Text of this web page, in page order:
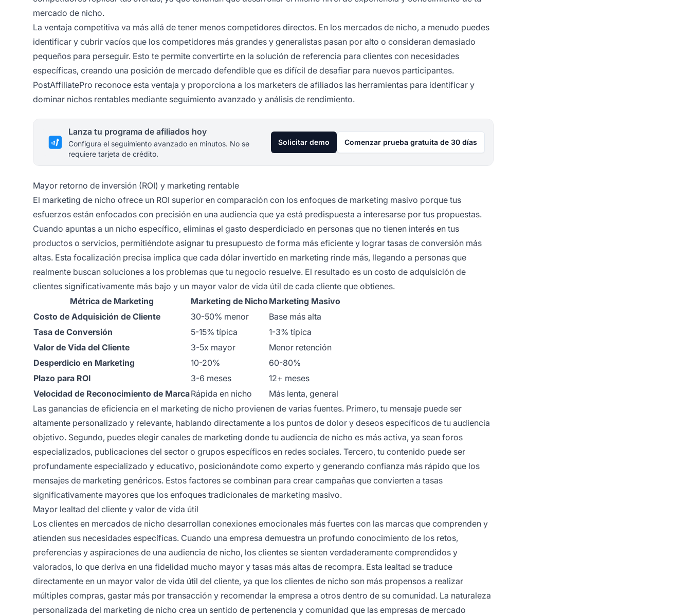
mercado de nicho.
La ventaja competitiva va más allá de tener menos competidores directos. En los mercados de nicho, a menudo puedes
identificar y cubrir vacíos que los competidores más grandes y generalistas pasan por alto o consideran demasiado
pequeños para perseguir. Esto te permite convertirte en la solución de referencia para clientes con necesidades
específicas, creando una posición de mercado defendible que es difícil de desafiar para nuevos participantes.
PostAffiliatePro reconoce esta ventaja y proporciona a los marketers de afiliados las herramientas para identificar y
dominar nichos rentables mediante seguimiento avanzado y análisis de rendimiento.
Lanza tu programa de afiliados hoy
Configura el seguimiento avanzado en minutos. No se
requiere tarjeta de crédito.
Solicitar demo Comenzar prueba gratuita de 30 días
Mayor retorno de inversión (ROI) y marketing rentable
El marketing de nicho ofrece un ROI superior en comparación con los enfoques de marketing masivo porque tus
esfuerzos están enfocados con precisión en una audiencia que ya está predispuesta a interesarse por tus propuestas.
Cuando apuntas a un nicho específico, eliminas el gasto desperdiciado en personas que no tienen interés en tus
productos o servicios, permitiéndote asignar tu presupuesto de forma más eficiente y lograr tasas de conversión más
altas. Esta focalización precisa implica que cada dólar invertido en marketing rinde más, llegando a personas que
realmente buscan soluciones a los problemas que tu negocio resuelve. El resultado es un costo de adquisición de
clientes significativamente más bajo y un mayor valor de vida útil de cada cliente que obtienes.
Métrica de Marketing
Marketing de Nicho Marketing Masivo
Costo de Adquisición de Cliente
30-50% menor
Base más alta
Tasa de Conversión
5-15% típica
1-3% típica
Valor de Vida del Cliente
3-5x mayor
Menor retención
Desperdicio en Marketing
10-20%
60-80%
Plazo para ROI
3-6 meses
12+ meses
Velocidad de Reconocimiento de MarcaRápida en nicho
Más lenta, general
Las ganancias de eficiencia en el marketing de nicho provienen de varias fuentes. Primero, tu mensaje puede ser
altamente personalizado y relevante, hablando directamente a los puntos de dolor y deseos específicos de tu audiencia
objetivo. Segundo, puedes elegir canales de marketing donde tu audiencia de nicho es más activa, ya sean foros
especializados, publicaciones del sector o grupos específicos en redes sociales. Tercero, tu contenido puede ser
profundamente especializado y educativo, posicionándote como experto y generando confianza más rápido que los
mensajes de marketing genéricos. Estos factores se combinan para crear campañas que convierten a tasas
significativamente mayores que los enfoques tradicionales de marketing masivo.
Mayor lealtad del cliente y valor de vida útil
Los clientes en mercados de nicho desarrollan conexiones emocionales más fuertes con las marcas que comprenden y
atienden sus necesidades específicas. Cuando una empresa demuestra un profundo conocimiento de los retos,
preferencias y aspiraciones de una audiencia de nicho, los clientes se sienten verdaderamente comprendidos y
valorados, lo que deriva en una fidelidad mucho mayor y tasas más altas de recompra. Esta lealtad se traduce
directamente en un mayor valor de vida útil del cliente, ya que los clientes de nicho son más propensos a realizar
múltiples compras, gastar más por transacción y recomendar la empresa a otros dentro de su comunidad. La naturaleza
personalizada del marketing de nicho crea un sentido de pertenencia y comunidad que las empresas de mercado